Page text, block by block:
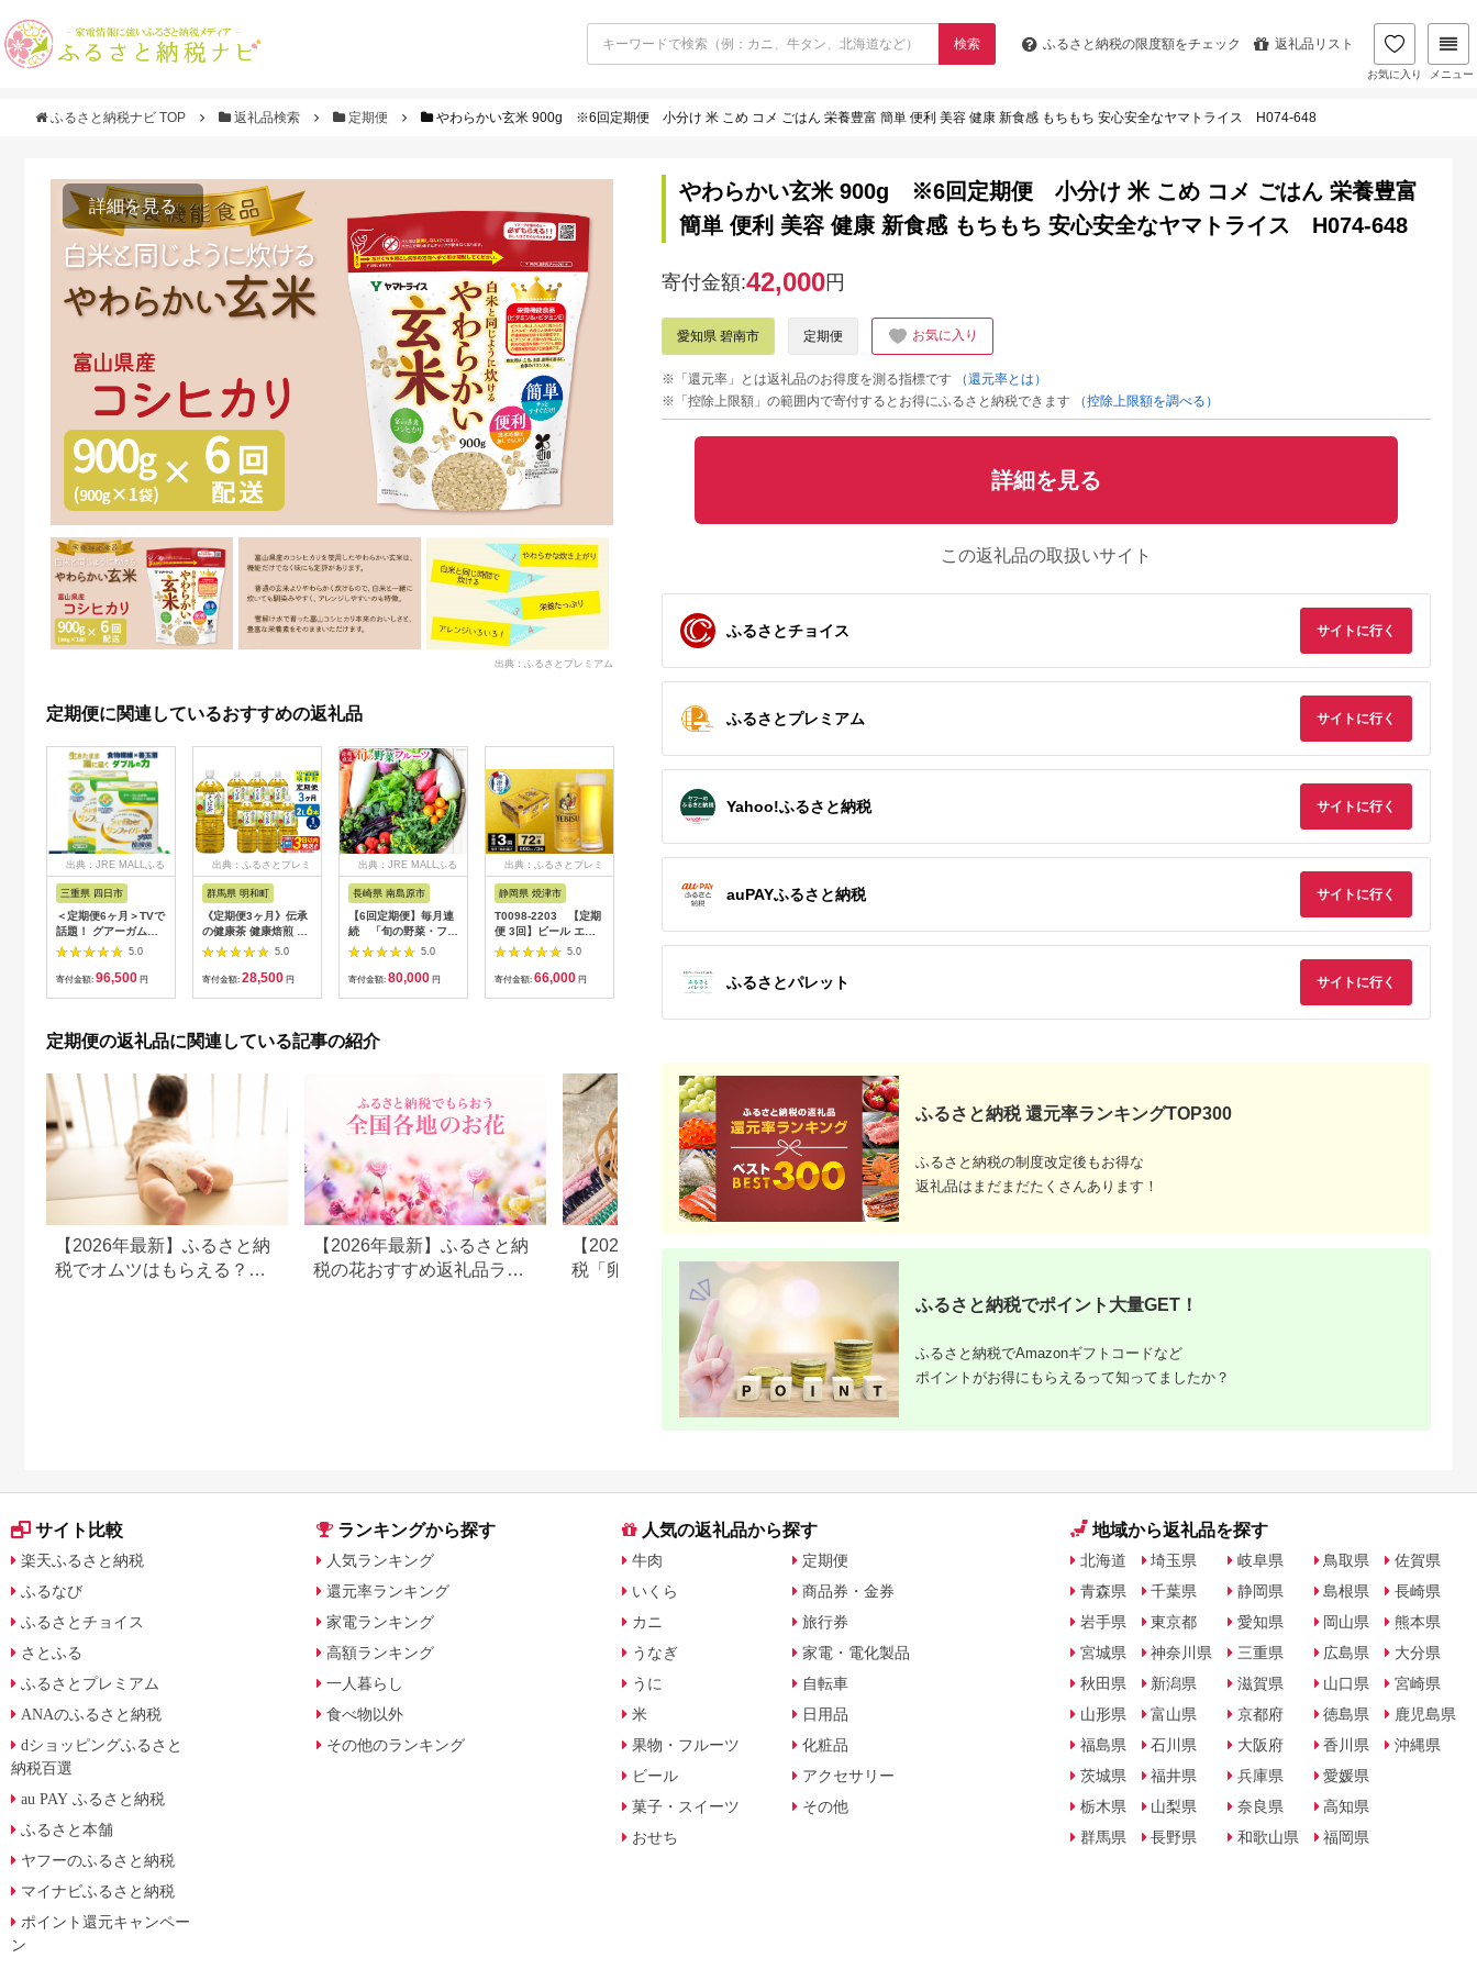
検索 ふるさと納税の限度額をチェック 返礼品リスト
お気に入り メニュー
ふるさと納税ナビ TOP 返礼品検索 定期便 やわらかい玄米 900g ※6回定期便 小分け 米 こめ コメ ごはん 栄養豊富 簡単 便利 美容 健康 新食感 もちもち 安心安全なヤマトライス H074-648
詳細を見る
出典：ふるさとプレミアム
定期便に関連しているおすすめの返礼品
出典：JRE MALLふる
三重県 四日市
＜定期便6ヶ月＞TVで
話題！ グアーガム分
解物 サンファイバー
プラス（粉末スティッ
ク）6g×30包【2箱セ
プレバイオティクス
プロバイオティクス
食品 サプリ 個包装 太
陽化学 三重県 四日市
市 ふるさと納税
5.0
寄付金額: 96,500 円
出典：ふるさとプレミ
群馬県 明和町
《定期便3ヶ月》伝承
の健康茶 健康焙煎 そ
ば茶 伊藤園 ＜2L×6本
＞【1ケース】 [ふる
さと納税 お茶 そば茶
270603
5.0
寄付金額: 28,500 円
出典：JRE MALLふる
長崎県 南島原市
【6回定期便】毎月連
続 「旬の野菜・フル
ーツ」 詰め合わせ セ
ット（13品〜15品）/
野菜 定期便 やさい 定
鮮 / 南島原市 /長崎県
農産品流通合同会社
5.0
寄付金額: 80,000 円
出典：ふるさとプレミ
静岡県 焼津市
T0098-2203 【定期
便 3回】ビール エビ
ス サッポロ 500ml
5.0
寄付金額: 66,000 円
佐賀県 伊万里市
牛モモしゃぶしゃぶ
総計8kg 999-J411
432,000 円
茨城県 土浦市
だすこやか茶W
1050ml×60本(5ケー
健用食品】※離島への
配送不可
寄付金額:61,500
レビ『どっちのふるさ
と？』で紹介されまし
ンジン 野菜 やさい 国
アム米粉ロールケーキ
8種セット 【グルテン
《定期便2ヶ月》ＴＵ
ＬＬＹ’ＳＣＯＦＦＥ
Ｅ（タリーズコーヒ
ー）ＢＡＲＩＳＴ
Ａ’ＳＢＬＡＣＫ（バ
リスタズブラック）
【ホット＆コールド兼
用】390ml×24缶 [ふ
ズコーヒーまとめ買
円
栃木県 那須塩原市
ns001-005 【定期
便3ヵ月】カゴメ ト
マトジュース食塩無
加 720ml PET×15
本 1ケース 毎月届く
3ヵ月 3回コース
寄付金額:
定期便の返礼品に関連している記事の紹介
【2026年最新】ふるさと納
税でオムツはもらえる？還
【2026年最新】ふるさと納
税の花おすすめ返礼品ラン
【2026年最新】ふるさと納
税「卵」返礼品の還元率・
人気ランキング！おすすめ
高級卵や定期便も
ふるさと納税「魚介類」返
切り身や詰め合わせ、定期
便も
やわらかい玄米 900g ※6回定期便 小分け 米 こめ コメ ごはん 栄養豊富
簡単 便利 美容 健康 新食感 もちもち 安心安全なヤマトライス H074-648
寄付金額:42,000円
愛知県 碧南市 定期便 お気に入り
※「還元率」とは返礼品のお得度を測る指標です
（還元率とは）
※「控除上限額」の範囲内で寄付するとお得にふるさと納税できます
（控除上限額を調べる）
詳細を見る
この返礼品の取扱いサイト
ふるさとチョイス サイトに行く
ふるさとプレミアム サイトに行く
Yahoo!ふるさと納税 サイトに行く
auPAYふるさと納税 サイトに行く
ふるさとパレット サイトに行く
ふるさと納税 還元率ランキングTOP300
ふるさと納税の制度改定後もお得な
返礼品はまだまだたくさんあります！
ふるさと納税でポイント大量GET！
ふるさと納税でAmazonギフトコードなど
ポイントがお得にもらえるって知ってましたか？
サイト比較
楽天ふるさと納税
ふるなび
ふるさとチョイス
さとふる
ふるさとプレミアム
ANAのふるさと納税
dショッピングふるさと
納税百選
au PAY ふるさと納税
ふるさと本舗
ヤフーのふるさと納税
マイナビふるさと納税
ポイント還元キャンペー
ン
ランキングから探す
人気ランキング
還元率ランキング
家電ランキング
高額ランキング
一人暮らし
食べ物以外
その他のランキング
人気の返礼品から探す
牛肉
いくら
カニ
うなぎ
うに
米
果物・フルーツ
ビール
菓子・スイーツ
おせち
定期便
商品券・金券
旅行券
家電・電化製品
自転車
日用品
化粧品
アクセサリー
その他
地域から返礼品を探す
北海道
青森県
岩手県
宮城県
秋田県
山形県
福島県
茨城県
栃木県
群馬県
埼玉県
千葉県
東京都
神奈川県
新潟県
富山県
石川県
福井県
山梨県
長野県
岐阜県
静岡県
愛知県
三重県
滋賀県
京都府
大阪府
兵庫県
奈良県
和歌山県
鳥取県
島根県
岡山県
広島県
山口県
徳島県
香川県
愛媛県
高知県
福岡県
佐賀県
長崎県
熊本県
大分県
宮崎県
鹿児島県
沖縄県